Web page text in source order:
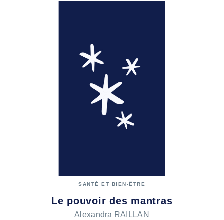
SANTÉ ET BIEN-ÊTRE
Le pouvoir des mantras
Alexandra RAILLAN